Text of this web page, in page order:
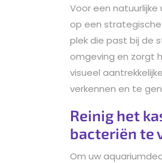
Voor een
op een
plek die past bij de
omgeving en zorgt
visueel
verkennen en te
Reinig het
bacteriën te
Om uw